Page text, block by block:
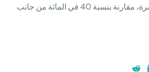
المائة من دخلهن في الأسرة، مقارنة بنسبة 40 في المائة من جانب